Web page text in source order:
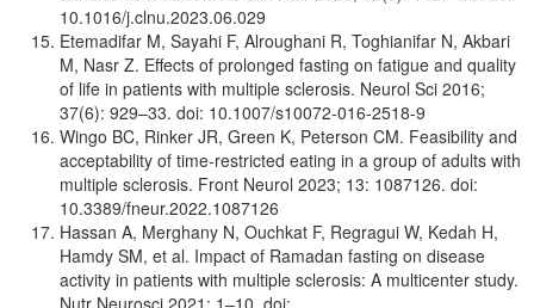
10.1016/j.clnu.2023.06.029
Etemadifar M, Sayahi F, Alroughani R, Toghianifar N, Akbari
M, Nasr Z. Effects of prolonged fasting on fatigue and quality
of life in patients with multiple sclerosis. Neurol Sci 2016;
37(6): 929–33. doi: 10.1007/s10072-016-2518-9
Wingo BC, Rinker JR, Green K, Peterson CM. Feasibility and
acceptability of time-restricted eating in a group of adults with
multiple sclerosis. Front Neurol 2023; 13: 1087126. doi:
10.3389/fneur.2022.1087126
Hassan A, Merghany N, Ouchkat F, Regragui W, Kedah H,
Hamdy SM, et al. Impact of Ramadan fasting on disease
activity in patients with multiple sclerosis: A multicenter study.
Nutr Neurosci 2021; 1–10. doi: